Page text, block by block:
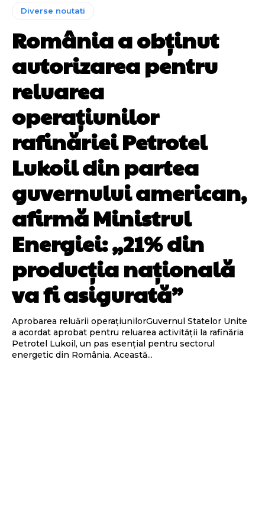
Diverse noutati
România a obținut
autorizarea pentru
reluarea
operațiunilor
rafinăriei Petrotel
Lukoil din partea
guvernului american,
afirmă Ministrul
Energiei: „21% din
producția națională
va fi asigurată”
Aprobarea reluării operațiunilorGuvernul Statelor Unite
a acordat aprobat pentru reluarea activității la rafinăria
Petrotel Lukoil, un pas esențial pentru sectorul
energetic din România. Această...